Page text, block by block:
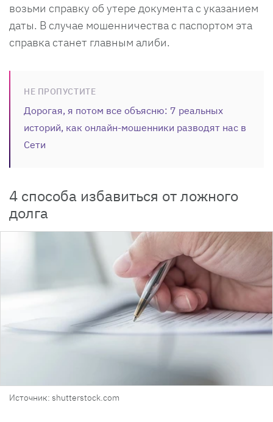
возьми справку об утере документа с указанием
даты. В случае мошенничества с паспортом эта
справка станет главным алиби.
НЕ ПРОПУСТИТЕ
Дорогая, я потом все объясню: 7 реальных
историй, как онлайн-мошенники разводят нас в
Сети
4 способа избавиться от ложного
долга
Источник: shutterstock.com